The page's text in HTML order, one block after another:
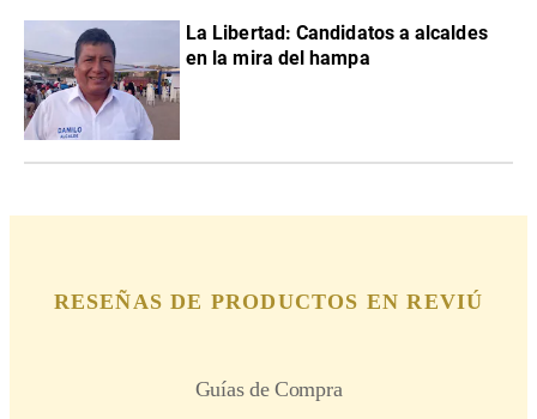
La Libertad: Candidatos a alcaldes
en la mira del hampa